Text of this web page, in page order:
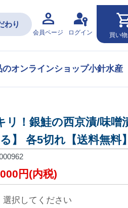
わり person
会員ページ
passkey
ログイン 買い
オンラインショップ小針水産
リ！銀鮭の西京漬/味噌
】 各5切れ【送料無料】
円(内税)